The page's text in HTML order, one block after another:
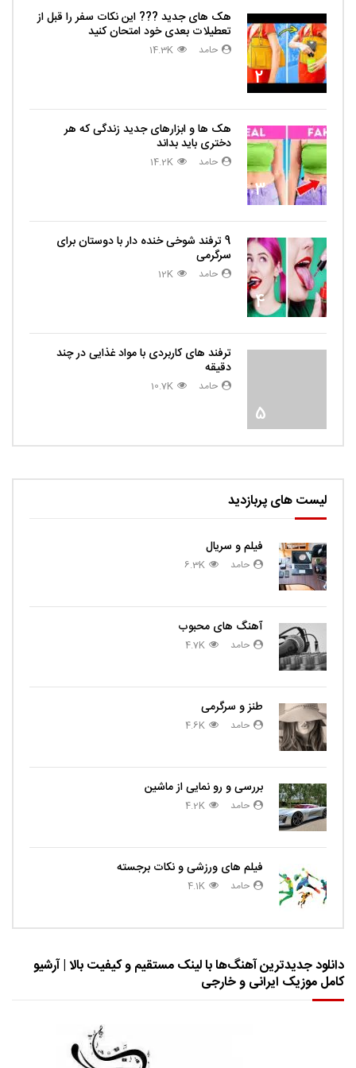
2
هک های جدید ??️? این نکات سفر را قبل از
تعطیلات بعدی خود امتحان کنید
حامد 14.3K
3
هک ها و ابزارهای جدید زندگی که هر
دختری باید بداند
حامد 14.2K
4
9 ترفند شوخی خنده دار با دوستان برای
سرگرمی
حامد 12K
5
ترفند های کاربردی با مواد غذایی در چند
دقیقه
حامد 10.7K
لیست های پربازدید
فیلم و سریال
حامد 6.3K
آهنگ های محبوب
حامد 4.7K
طنز و سرگرمی
حامد 4.6K
بررسی و رو نمایی از ماشین
حامد 4.2K
فیلم های ورزشی و نکات برجسته
حامد 4.1K
دانلود جدیدترین آهنگ‌ها با لینک مستقیم و کیفیت بالا | آرشیو
کامل موزیک ایرانی و خارجی